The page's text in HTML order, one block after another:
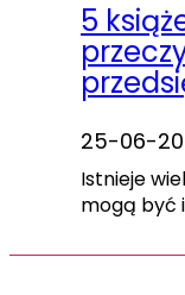
5
25-06-
Istnieje
mogą być